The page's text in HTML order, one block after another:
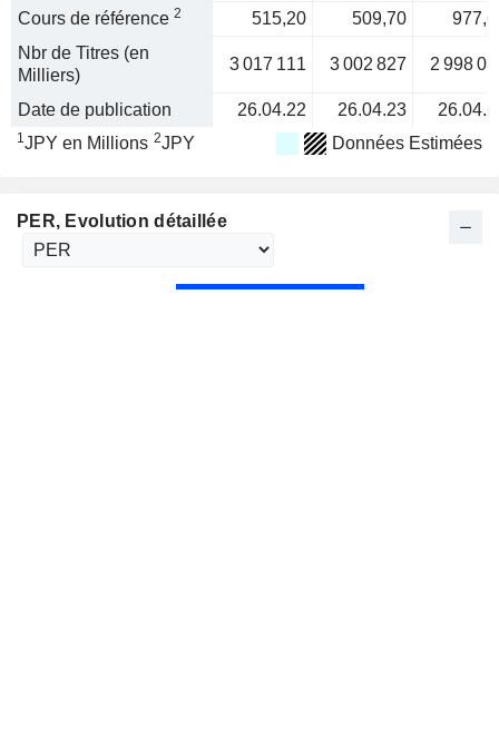
Cours de référence 2 515,20 509,70
Nbr de Titres (en
Milliers)
3 017 111 3 002 827 2 998
Date de publication 26.04.22 26.04.23
1JPY en Millions 2JPY Données Estimées
PER, Evolution détaillée